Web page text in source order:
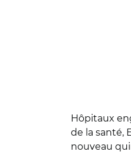
Hôpitaux
de la santé,
nouveau